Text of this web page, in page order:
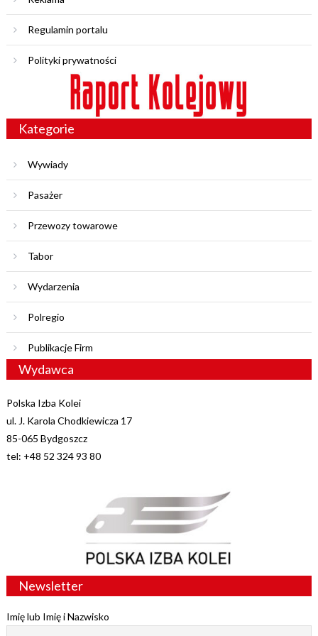
Regulamin portalu
Polityki prywatności
Kategorie
Wywiady
Pasażer
Przewozy towarowe
Tabor
Wydarzenia
Polregio
Publikacje Firm
Wydawca
Polska Izba Kolei
ul. J. Karola Chodkiewicza 17
85-065 Bydgoszcz
tel: +48 52 324 93 80
Newsletter
Imię lub Imię i Nazwisko